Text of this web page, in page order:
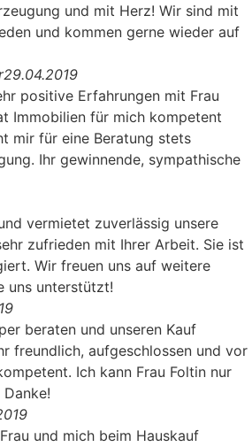
und mit Herz! Wir sind mit
und kommen gerne wieder auf
29.04.2019
positive Erfahrungen mit Frau
Immobilien für mich kompetent
mir für eine Beratung stets
Ihr gewinnende, sympathische
vermietet zuverlässig unsere
zufrieden mit Ihrer Arbeit. Sie ist
Wir freuen uns auf weitere
uns unterstützt!
beraten und unseren Kauf
freundlich, aufgeschlossen und vor
Ich kann Frau Foltin nur
und mich beim Hauskauf